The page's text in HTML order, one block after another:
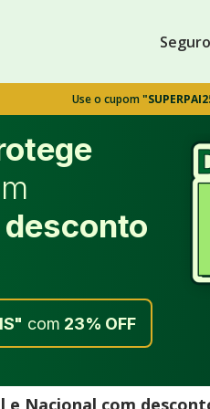
Use o cupom
desconto
" com 23% OFF
e Nacional com